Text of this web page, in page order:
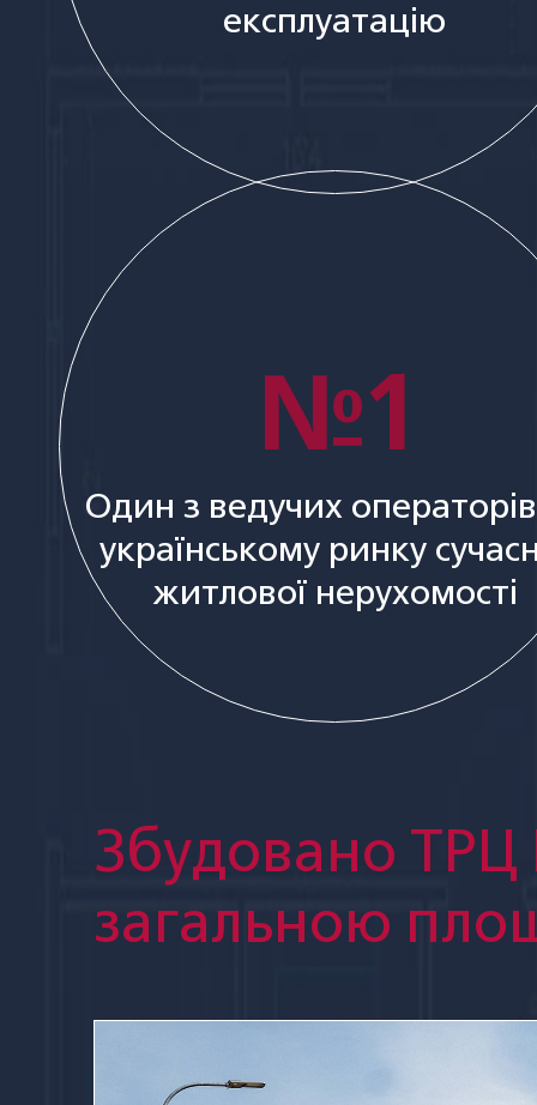
експлуатацію
№1
Один з ведучих
українському ринку
житлової нерухомості
Збудовано
загальною